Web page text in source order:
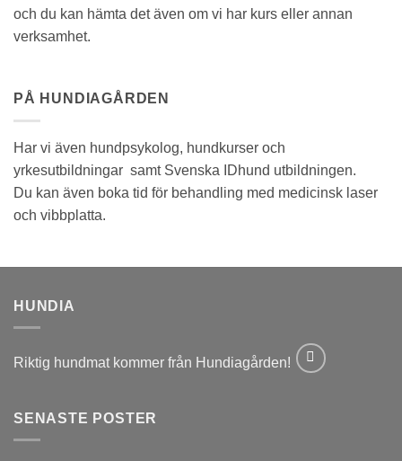
och du kan hämta det även om vi har kurs eller annan
verksamhet.
PÅ HUNDIAGÅRDEN
Har vi även hundpsykolog, hundkurser och
yrkesutbildningar samt Svenska IDhund utbildningen.
Du kan även boka tid för behandling med medicinsk laser
och vibbplatta.
HUNDIA
Riktig hundmat kommer från Hundiagården!
SENASTE POSTER